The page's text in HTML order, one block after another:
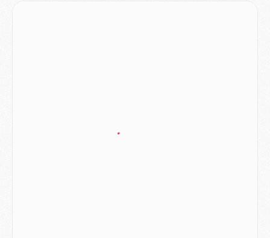
- Le PSG officialise un quatrième prêt